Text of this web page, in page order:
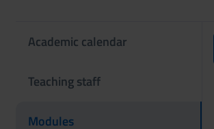
Academic calendar
Teaching staff
Modules